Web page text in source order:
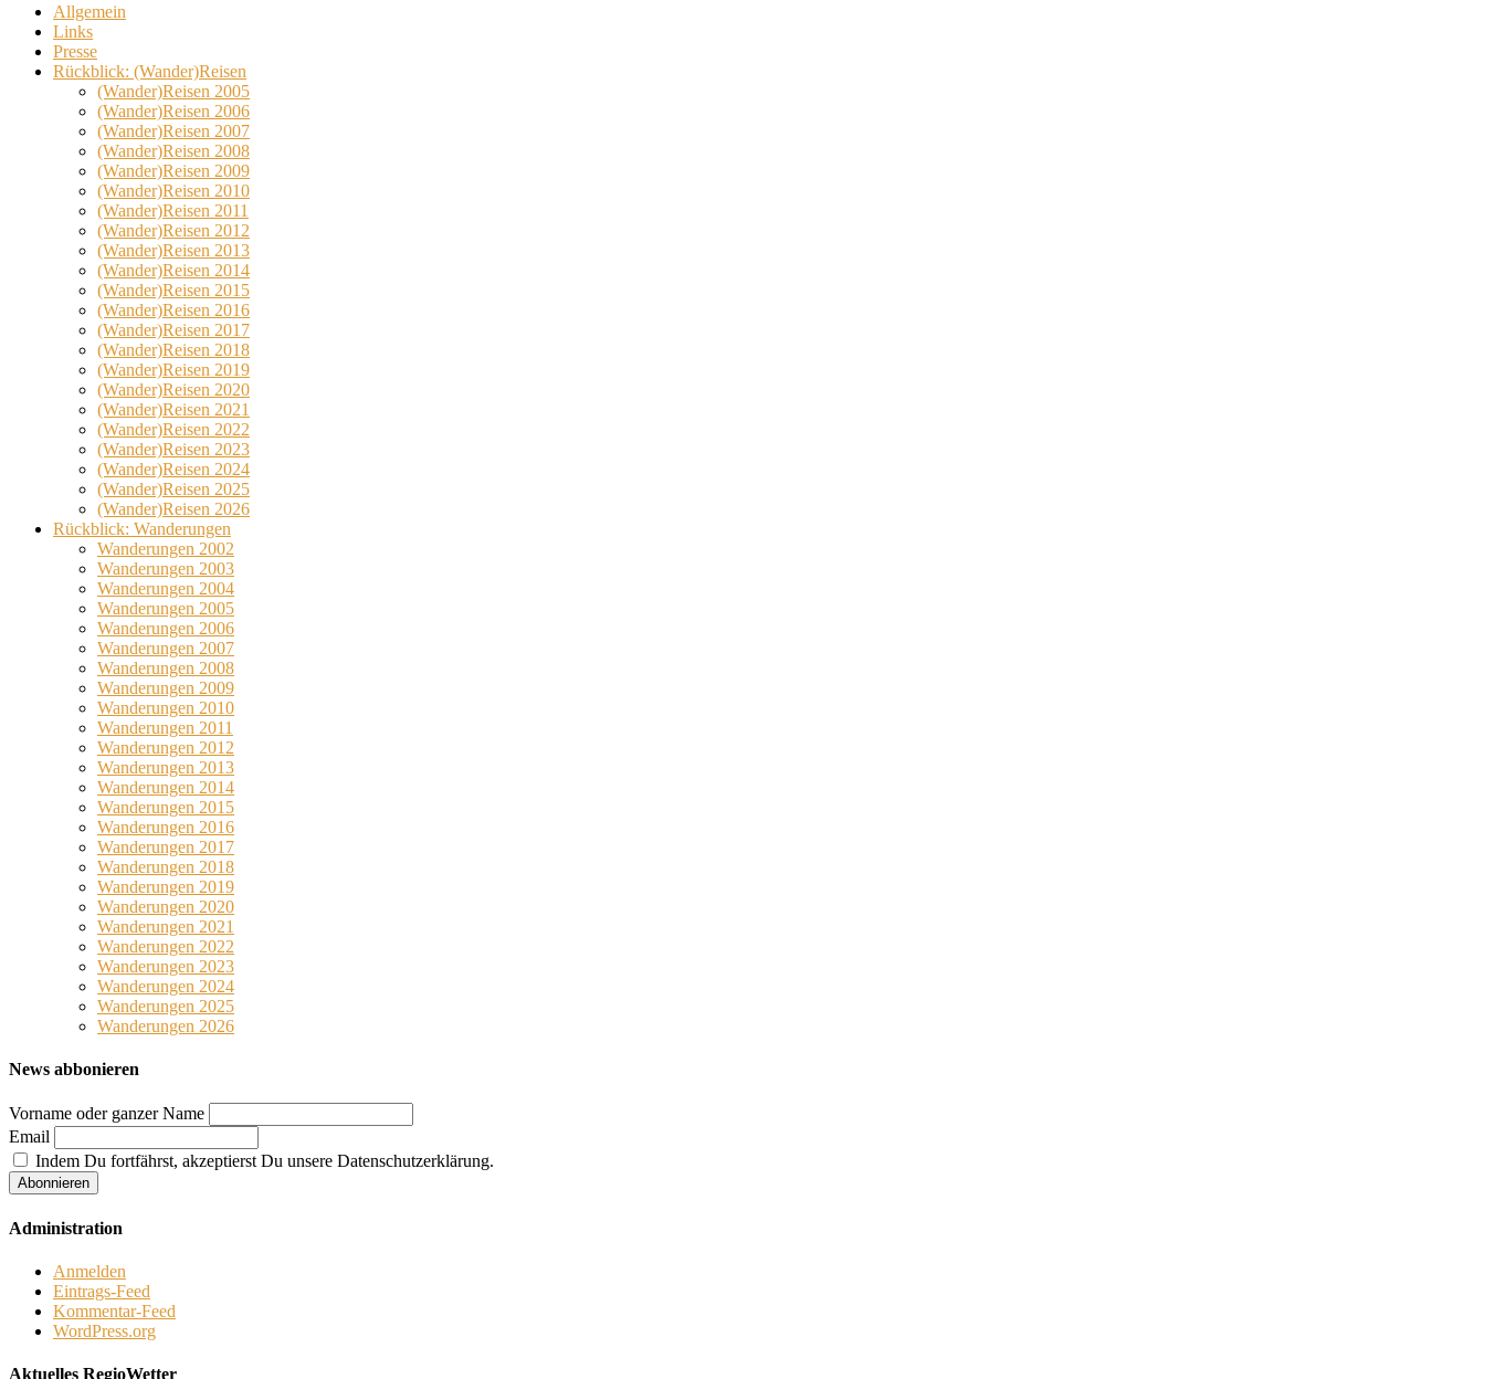
Allgemein
Links
Presse
Rückblick: (Wander)Reisen
(Wander)Reisen 2005
(Wander)Reisen 2006
(Wander)Reisen 2007
(Wander)Reisen 2008
(Wander)Reisen 2009
(Wander)Reisen 2010
(Wander)Reisen 2011
(Wander)Reisen 2012
(Wander)Reisen 2013
(Wander)Reisen 2014
(Wander)Reisen 2015
(Wander)Reisen 2016
(Wander)Reisen 2017
(Wander)Reisen 2018
(Wander)Reisen 2019
(Wander)Reisen 2020
(Wander)Reisen 2021
(Wander)Reisen 2022
(Wander)Reisen 2023
(Wander)Reisen 2024
(Wander)Reisen 2025
(Wander)Reisen 2026
Rückblick: Wanderungen
Wanderungen 2002
Wanderungen 2003
Wanderungen 2004
Wanderungen 2005
Wanderungen 2006
Wanderungen 2007
Wanderungen 2008
Wanderungen 2009
Wanderungen 2010
Wanderungen 2011
Wanderungen 2012
Wanderungen 2013
Wanderungen 2014
Wanderungen 2015
Wanderungen 2016
Wanderungen 2017
Wanderungen 2018
Wanderungen 2019
Wanderungen 2020
Wanderungen 2021
Wanderungen 2022
Wanderungen 2023
Wanderungen 2024
Wanderungen 2025
Wanderungen 2026
News abbonieren
Vorname oder ganzer Name
Email
Indem Du fortfährst, akzeptierst Du unsere Datenschutzerklärung.
Administration
Anmelden
Eintrags-Feed
Kommentar-Feed
WordPress.org
Aktuelles RegioWetter